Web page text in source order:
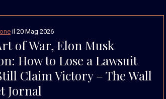
il 20 Mag 2026
of War, Elon Musk
How to Lose a Lawsuit
Claim Victory – The Wall
Jornal